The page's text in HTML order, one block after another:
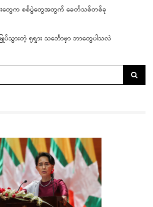
းတွေက စစ်ပွဲတွေအတွက် ခေတ်သစ်တစ်ခု
ြုပ်သွားတဲ့ ရုရှား သင်္ဘောမှာ ဘာတွေပါသလဲ